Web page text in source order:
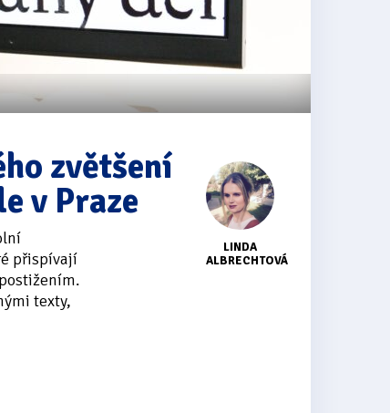
LINDA
ALBRECHTOVÁ
zvětšení
v Praze
přispívají
texty,